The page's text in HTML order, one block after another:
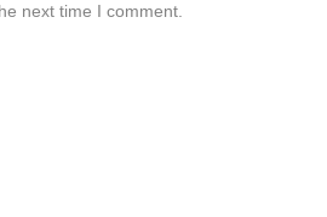
next time I comment.